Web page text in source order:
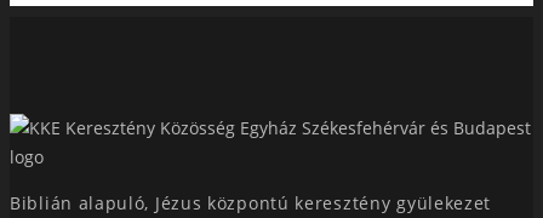
Biblián alapuló, Jézus központú keresztény gyülekezet